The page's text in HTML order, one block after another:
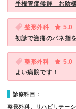
手根管症候群 お陰様
整形外科
5.0
初診で激痛のバネ指
整形外科
5.0
よい病院です！
診療科目：
整形外科、リハビリテー